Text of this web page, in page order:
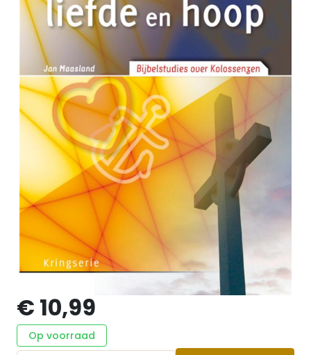
€ 10,99
Op voorraad